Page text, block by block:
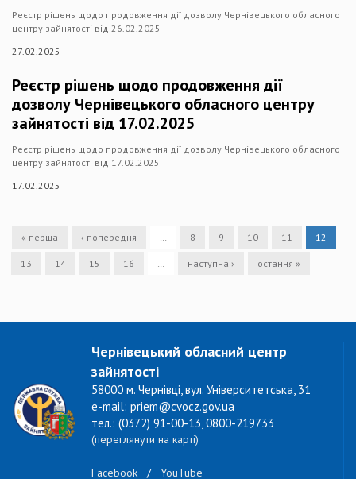
Реєстр рішень щодо продовження дії дозволу Чернівецького обласного
центру зайнятості від 26.02.2025
27.02.2025
Реєстр рішень щодо продовження дії
дозволу Чернівецького обласного центру
зайнятості від 17.02.2025
Реєстр рішень щодо продовження дії дозволу Чернівецького обласного
центру зайнятості від 17.02.2025
17.02.2025
« перша ‹ попередня … 8 9 10 11 12
13 14 15 16 … наступна › остання »
Чернівецький обласний центр
зайнятості
58000 м. Чернівці, вул. Університетська, 31
e-mail: priem@cvocz.gov.ua
тел.: (0372) 91-00-13, 0800-219733
(переглянути на карті)
Facebook / YouTube